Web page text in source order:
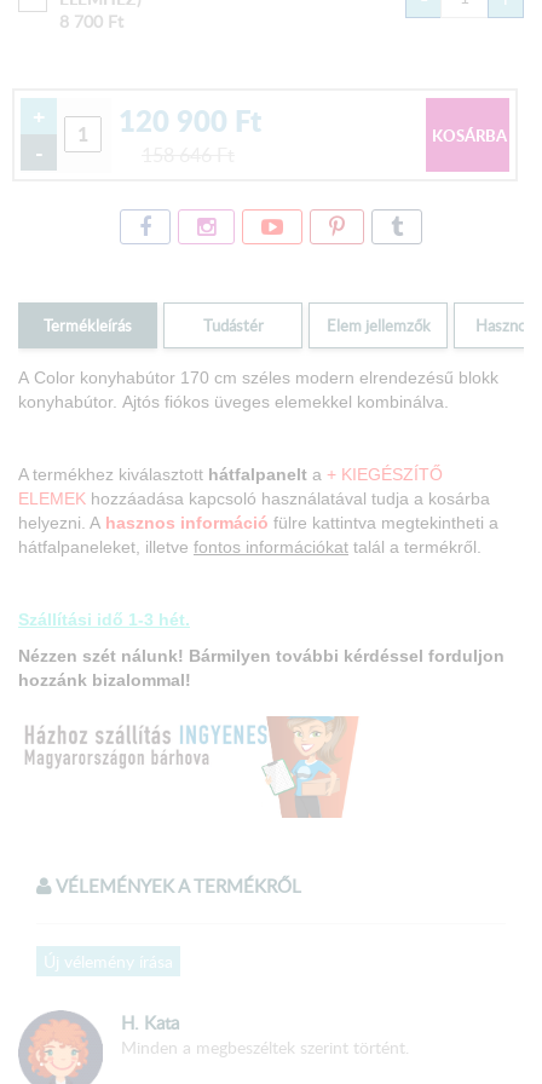
8 700 Ft
+
-
120 900 Ft
Termékleírás Tudástér Elem jellemzők Hasznos
A Color konyhabútor 170 cm széles modern elrendezésű blokk
konyhabútor. Ajtós fiókos üveges elemekkel kombinálva.
A termékhez kiválasztott hátfalpanelt a + KIEGÉSZÍTŐ
ELEMEK hozzáadása kapcsoló használatával tudja a kosárba
helyezni. A hasznos információ fülre kattintva megtekintheti a
hátfalpaneleket, illetve fontos információkat talál a termékről.
Szállítási idő 1-3 hét.
Nézzen szét nálunk! Bármilyen további kérdéssel forduljon
hozzánk bizalommal!
A termékösszeszerelt állapotban kerül kiszállításra!
Méretek:
Konyhabútor hossza: 170 cm
Alsó elemsor hossza: 120 cm
VÉLEMÉNYEK A TERMÉKRŐL
Új vélemény írása
H. Kata
Minden a megbeszéltek szerint történt.